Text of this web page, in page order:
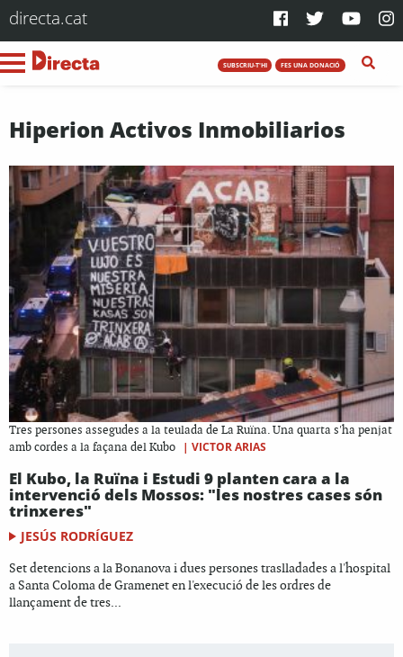
directa.cat
SUBSCRIU-T'HI FES UNA DONACIÓ
Hiperion Activos Inmobiliarios
Tres persones assegudes a la teulada de La Ruïna. Una quarta s'ha penjat
amb cordes a la façana del Kubo
| VICTOR ARIAS
El Kubo, la Ruïna i Estudi 9 planten cara a la
intervenció dels Mossos: "les nostres cases són
trinxeres"
JESÚS RODRÍGUEZ
Set detencions a la Bonanova i dues persones traslladades a l'hospital
a Santa Coloma de Gramenet en l'execució de les ordres de
llançament de tres...